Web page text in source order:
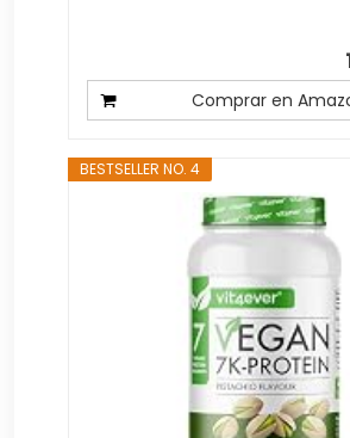
Comprar en
BESTSELLER NO. 4